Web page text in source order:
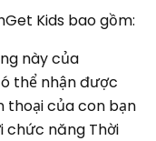
Kids bao gồm:
này của
thể nhận được
thoại của con bạn
chức năng Thời